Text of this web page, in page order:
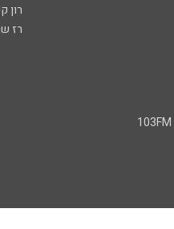
רון
רז